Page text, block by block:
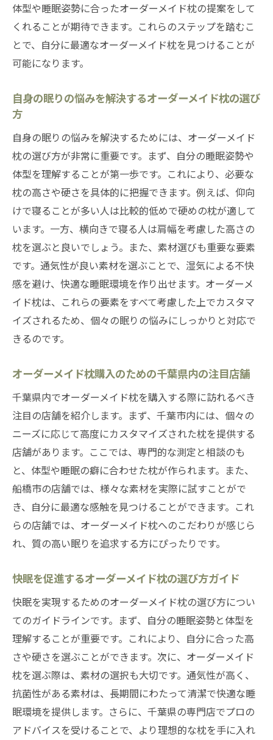
体型や睡眠姿勢に合ったオーダーメイド枕の提案をして
くれることが期待できます。これらのステップを踏むこ
とで、自分に最適なオーダーメイド枕を見つけることが
可能になります。
自身の眠りの悩みを解決するオーダーメイド枕の選び
方
自身の眠りの悩みを解決するためには、オーダーメイド
枕の選び方が非常に重要です。まず、自分の睡眠姿勢や
体型を理解することが第一歩です。これにより、必要な
枕の高さや硬さを具体的に把握できます。例えば、仰向
けで寝ることが多い人は比較的低めで硬めの枕が適して
います。一方、横向きで寝る人は肩幅を考慮した高さの
枕を選ぶと良いでしょう。また、素材選びも重要な要素
です。通気性が良い素材を選ぶことで、湿気による不快
感を避け、快適な睡眠環境を作り出せます。オーダーメ
イド枕は、これらの要素をすべて考慮した上でカスタマ
イズされるため、個々の眠りの悩みにしっかりと対応で
きるのです。
オーダーメイド枕購入のための千葉県内の注目店舗
千葉県内でオーダーメイド枕を購入する際に訪れるべき
注目の店舗を紹介します。まず、千葉市内には、個々の
ニーズに応じて高度にカスタマイズされた枕を提供する
店舗があります。ここでは、専門的な測定と相談のも
と、体型や睡眠の癖に合わせた枕が作られます。また、
船橋市の店舗では、様々な素材を実際に試すことがで
き、自分に最適な感触を見つけることができます。これ
らの店舗では、オーダーメイド枕へのこだわりが感じら
れ、質の高い眠りを追求する方にぴったりです。
快眠を促進するオーダーメイド枕の選び方ガイド
快眠を実現するためのオーダーメイド枕の選び方につい
てのガイドラインです。まず、自分の睡眠姿勢と体型を
理解することが重要です。これにより、自分に合った高
さや硬さを選ぶことができます。次に、オーダーメイド
枕を選ぶ際は、素材の選択も大切です。通気性が高く、
抗菌性がある素材は、長期間にわたって清潔で快適な睡
眠環境を提供します。さらに、千葉県の専門店でプロの
アドバイスを受けることで、より理想的な枕を手に入れ